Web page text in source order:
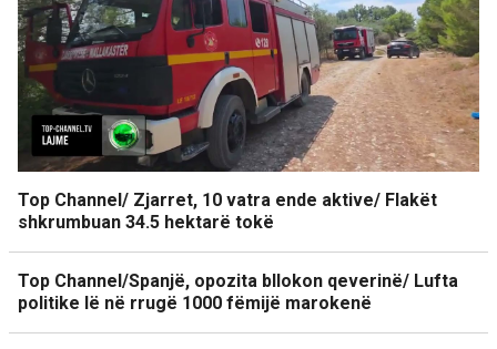
Top Channel/ Zjarret, 10 vatra ende aktive/ Flakët
shkrumbuan 34.5 hektarë tokë
Top Channel/Spanjë, opozita bllokon qeverinë/ Lufta
politike lë në rrugë 1000 fëmijë marokenë